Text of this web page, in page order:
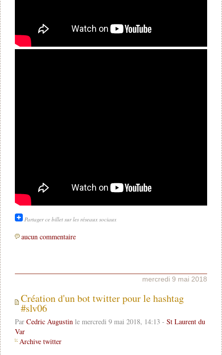
Partager ce billet sur les réseaux sociaux
aucun commentaire
mercredi 9 mai 2018
Création d'un bot twitter pour le hashtag
#slv06
Par Cedric Augustinle mercredi 9 mai 2018, 14:13 - St Laurent du
Var
Archive twitter